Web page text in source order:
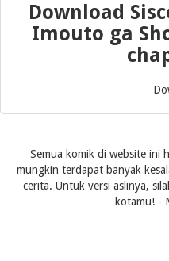
Download
Imouto ga
Semua komik di website ini
mungkin terdapat banyak
cerita. Untuk versi aslinya,
kotamu! -